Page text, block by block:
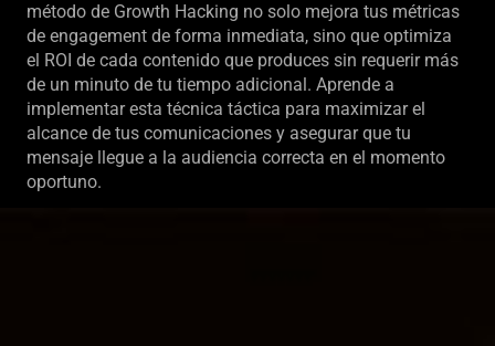
método de Growth Hacking no solo mejora tus métricas
de engagement de forma inmediata, sino que optimiza
el ROI de cada contenido que produces sin requerir más
de un minuto de tu tiempo adicional. Aprende a
implementar esta técnica táctica para maximizar el
alcance de tus comunicaciones y asegurar que tu
mensaje llegue a la audiencia correcta en el momento
oportuno.